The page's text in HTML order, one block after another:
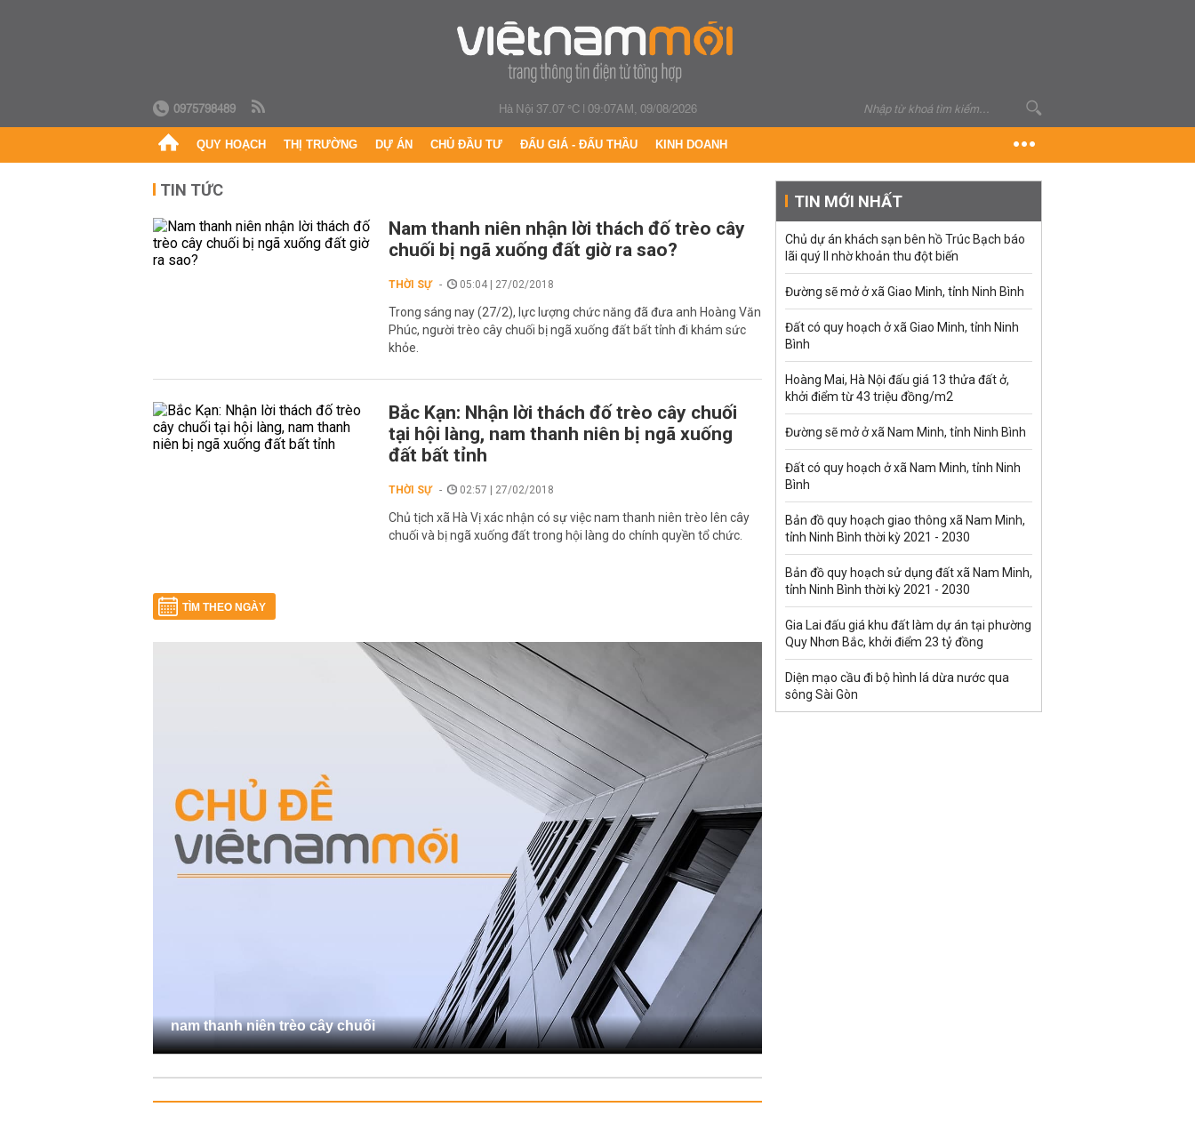
0975798489 Hà Nội 37.07 °C|09:07AM, 09/08/2026
QUY HOẠCH THỊ TRƯỜNG DỰ ÁN CHỦ ĐẦU TƯ ĐẤU GIÁ - ĐẤU THẦU KINH DOANH
TIN TỨC
Nam thanh niên nhận lời thách đố trèo cây
chuối bị ngã xuống đất giờ ra sao?
THỜI SỰ 05:04 | 27/02/2018
Trong sáng nay (27/2), lực lượng chức năng đã đưa anh Hoàng Văn
Phúc, người trèo cây chuối bị ngã xuống đất bất tỉnh đi khám sức
khỏe.
Bắc Kạn: Nhận lời thách đố trèo cây chuối
tại hội làng, nam thanh niên bị ngã xuống
đất bất tỉnh
THỜI SỰ 02:57 | 27/02/2018
Chủ tịch xã Hà Vị xác nhận có sự việc nam thanh niên trèo lên cây
chuối và bị ngã xuống đất trong hội làng do chính quyền tổ chức.
TÌM THEO NGÀY
nam thanh niên trèo cây chuối
TIN MỚI NHẤT
Chủ dự án khách sạn bên hồ Trúc Bạch báo
lãi quý II nhờ khoản thu đột biến
Đường sẽ mở ở xã Giao Minh, tỉnh Ninh Bình
Đất có quy hoạch ở xã Giao Minh, tỉnh Ninh
Bình
Hoàng Mai, Hà Nội đấu giá 13 thửa đất ở,
khởi điểm từ 43 triệu đồng/m2
Đường sẽ mở ở xã Nam Minh, tỉnh Ninh Bình
Đất có quy hoạch ở xã Nam Minh, tỉnh Ninh
Bình
Bản đồ quy hoạch giao thông xã Nam Minh,
tỉnh Ninh Bình thời kỳ 2021 - 2030
Bản đồ quy hoạch sử dụng đất xã Nam Minh,
tỉnh Ninh Bình thời kỳ 2021 - 2030
Gia Lai đấu giá khu đất làm dự án tại phường
Quy Nhơn Bắc, khởi điểm 23 tỷ đồng
Diện mạo cầu đi bộ hình lá dừa nước qua
sông Sài Gòn